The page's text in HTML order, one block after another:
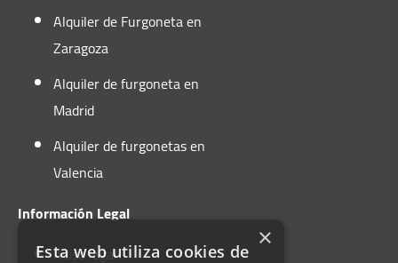
Alquiler de Furgoneta en
Zaragoza
Alquiler de furgoneta en
Madrid
Alquiler de furgonetas en
Valencia
Información Legal
Aviso legal
×
Esta web utiliza cookies de